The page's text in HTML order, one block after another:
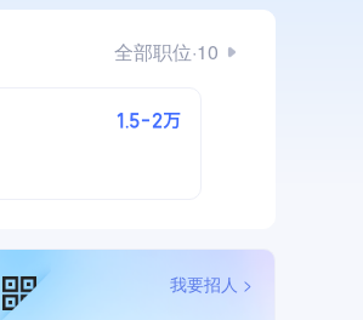
全部职位·10
1.5-2万
我要招人 >